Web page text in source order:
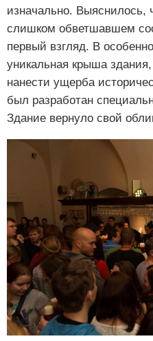
изначально. Выяснилось,
слишком обветшавшем
первый взгляд. В
уникальная крыша
нанести ущерба
был разработан
Здание вернуло свой